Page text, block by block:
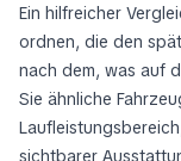
Ein hilfreicher
ordnen, die den
nach dem, was auf
Sie ähnliche
sichtbarer